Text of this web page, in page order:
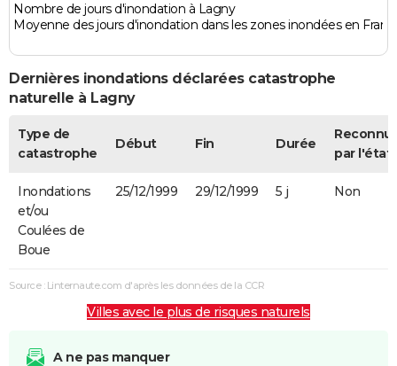
Nombre de jours d'inondation à Lagny
Moyenne des jours d'inondation dans les zones inondées en
Dernières inondations déclarées catastrophe
naturelle à Lagny
Type de
catastrophe
Début Fin Durée
par l'état
Inondations
et/ou
Coulées de
Boue
25/12/1999 29/12/1999 5 j Non
Source : Linternaute.com d'après les données de la CCR
Villes avec le plus de risques naturels
A ne pas manquer